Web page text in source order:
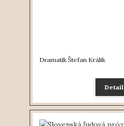
Dramatik Štefan Králik
Detail